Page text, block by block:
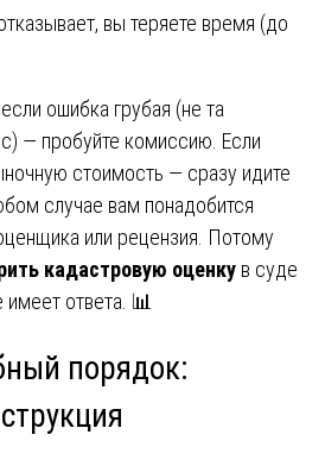
вы теряете время (до
ошибка грубая (не та
— пробуйте комиссию. Если
стоимость — сразу идите
случае вам понадобится
или рецензия. Потому
кадастровую оценку в суде
имеет ответа. 📊
порядок: